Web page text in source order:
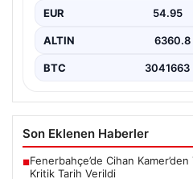
ALTIN 6360.8
BTC 3041663
Son Eklenen Haberler
■ Fenerbahçe’de Cihan
Kritik Tarih Verildi
■İstanbul’un 8 İlçesinde 19 Saat
Ağustos İSKİ Programı Detayları